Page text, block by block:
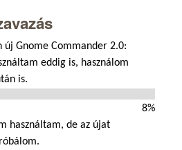
új Gnome Commander 2.0:
eddig is, használom
is.
8%
használtam, de az újat